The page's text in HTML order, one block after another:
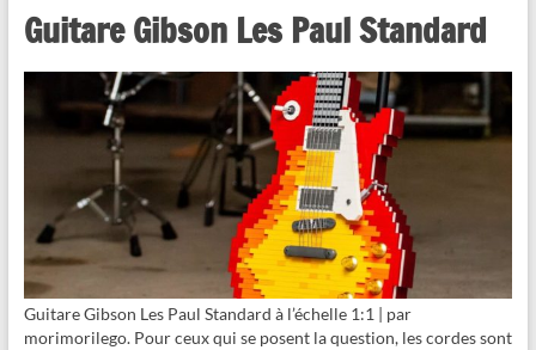
Guitare Gibson Les Paul Standard
Guitare Gibson Les Paul Standard à l’échelle 1:1 | par
morimorilego. Pour ceux qui se posent la question, les cordes sont